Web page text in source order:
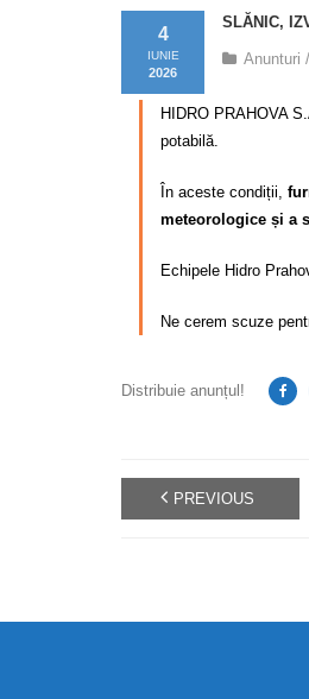
SLĂNIC,
4
IUNIE
2026
Anunturi
HIDRO PRAHOVA
potabilă.
În aceste condiții,
meteorologice și a
Echipele Hidro
Ne cerem scuze
Distribuie anunțul!
PREVIOUS